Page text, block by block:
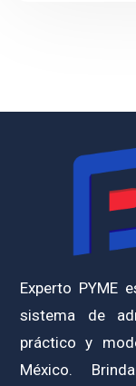
Experto PYME
sistema de
práctico y
México.